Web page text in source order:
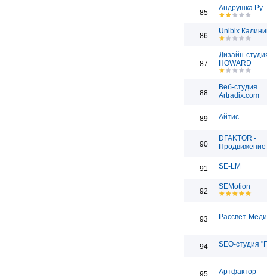
85
Андрушка.Ру
86
Unibix
87
Дизайн-
HOWARD
88
Веб-студия
Artradix.com
89 Айтис
90
DFAKTOR -
Продвижение
91 SE-LM
92
SEMotion
93 Рассвет-
94 SEO-студия
95 Артфактор